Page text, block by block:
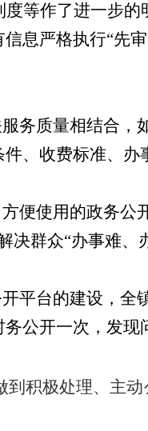
等作了进一步的
息严格执行“先
务质量相结合，
、收费标准、
便使用的政务公
群众“办事难、
平台的建设，全
公开一次，发现
积极处理、主